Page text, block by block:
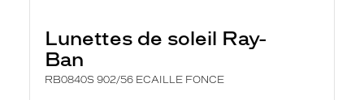
Lunettes de soleil Ray-
Ban
RB0840S 902/56 ECAILLE FONCE